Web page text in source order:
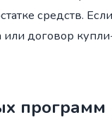
средств.
или договор
программ